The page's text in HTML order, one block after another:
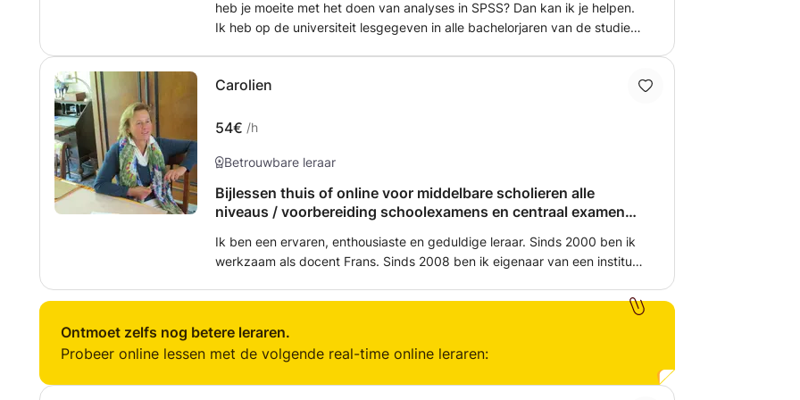
heb je moeite met het doen van analyses in SPSS? Dan kan ik je helpen.
Ik heb op de universiteit lesgegeven in alle bachelorjaren van de studies
Deze les is voor studenten in het HBO of op de universiteit die moeite
het eind van de lessen voldoende handvaten te geven, zodat jij zelf
Carolien
54€ /h
Betrouwbare leraar
Bijlessen thuis of online voor middelbare scholieren alle
niveaus / voorbereiding schoolexamens en centraal examen
Ik ben een ervaren, enthousiaste en geduldige leraar. Sinds 2000 ben ik
werkzaam als docent Frans. Sinds 2008 ben ik eigenaar van een instituut
scholieren. website: cncoachingenhuiswerkbegeleiding.nl Daarnaast geef
Ontmoet zelfs nog betere leraren.
Probeer online lessen met de volgende real-time online leraren: